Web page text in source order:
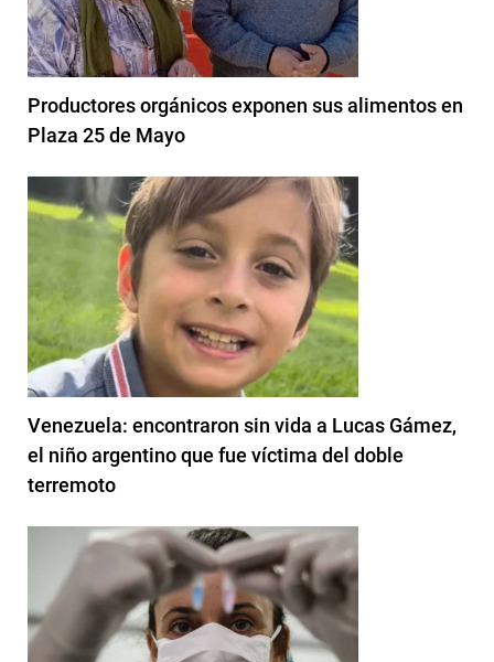
Productores orgánicos exponen sus alimentos en
Plaza 25 de Mayo
Venezuela: encontraron sin vida a Lucas Gámez,
el niño argentino que fue víctima del doble
terremoto